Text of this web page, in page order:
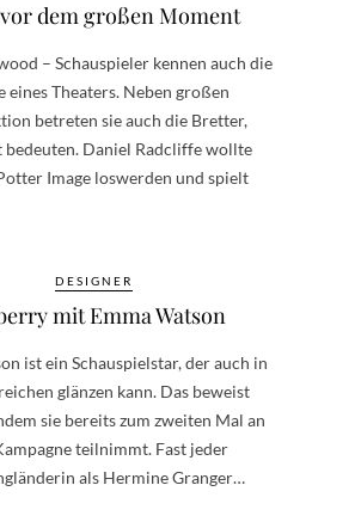
dem großen Moment
– Schauspieler kennen auch die
eines Theaters. Neben großen
betreten sie auch die Bretter,
bedeuten. Daniel Radcliffe wollte
Image loswerden und spielt
DESIGNER
mit Emma Watson
ist ein Schauspielstar, der auch in
glänzen kann. Das beweist
sie bereits zum zweiten Mal an
teilnimmt. Fast jeder
als Hermine Granger…